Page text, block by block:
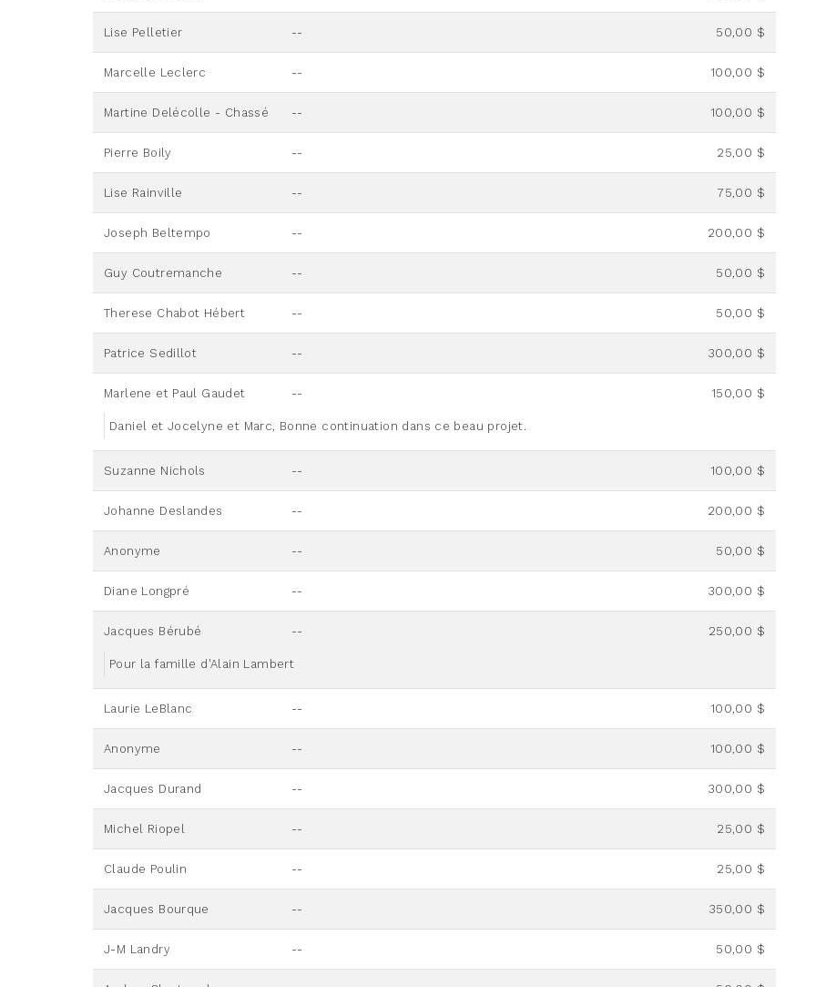
Lise Pelletier -- 50,00 $
Marcelle Leclerc -- 100,00 $
Martine Delécolle - Chassé -- 100,00 $
Pierre Boily -- 25,00 $
Lise Rainville -- 75,00 $
Joseph Beltempo -- 200,00 $
Guy Coutremanche -- 50,00 $
Therese Chabot Hébert -- 50,00 $
Patrice Sedillot -- 300,00 $
Marlene et Paul Gaudet -- 150,00 $
Daniel et Jocelyne et Marc, Bonne continuation dans ce beau projet.
Suzanne Nichols -- 100,00 $
Johanne Deslandes -- 200,00 $
Anonyme -- 50,00 $
Diane Longpré -- 300,00 $
Jacques Bérubé -- 250,00 $
Pour la famille d'Alain Lambert
Laurie LeBlanc -- 100,00 $
Anonyme -- 100,00 $
Jacques Durand -- 300,00 $
Michel Riopel -- 25,00 $
Claude Poulin -- 25,00 $
Jacques Bourque -- 350,00 $
J-M Landry -- 50,00 $